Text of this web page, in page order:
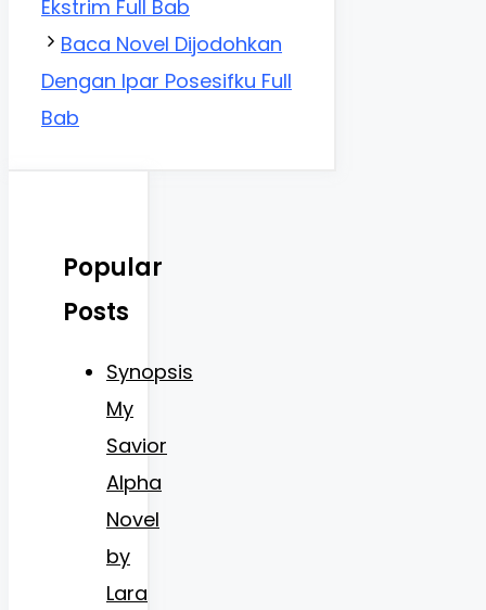
Ekstrim Full Bab
Baca Novel Dijodohkan
Dengan Ipar Posesifku Full
Bab
Popular
Posts
Synopsis
My
Savior
Alpha
Novel
by
Lara